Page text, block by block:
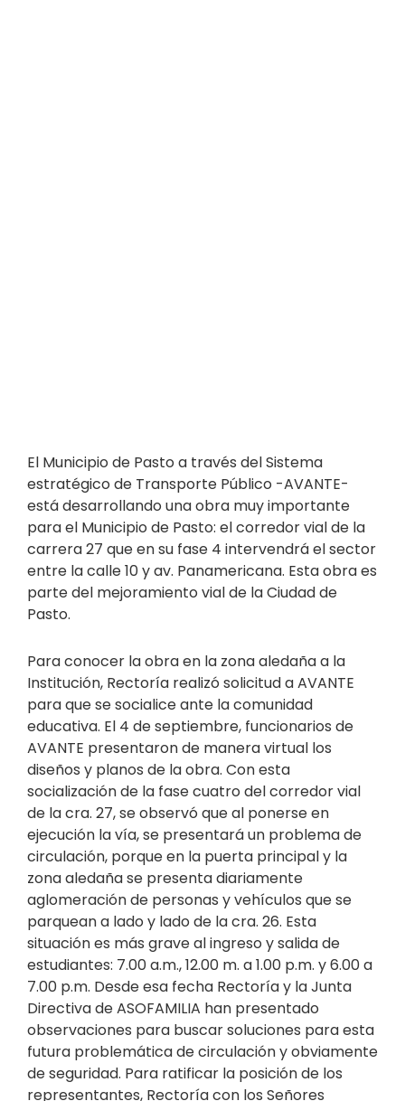
El Municipio de Pasto a través del Sistema
estratégico de Transporte Público -AVANTE-
está desarrollando una obra muy importante
para el Municipio de Pasto: el corredor vial de la
carrera 27 que en su fase 4 intervendrá el sector
entre la calle 10 y av. Panamericana. Esta obra es
parte del mejoramiento vial de la Ciudad de
Pasto.
Para conocer la obra en la zona aledaña a la
Institución, Rectoría realizó solicitud a AVANTE
para que se socialice ante la comunidad
educativa. El 4 de septiembre, funcionarios de
AVANTE presentaron de manera virtual los
diseños y planos de la obra. Con esta
socialización de la fase cuatro del corredor vial
de la cra. 27, se observó que al ponerse en
ejecución la vía, se presentará un problema de
circulación, porque en la puerta principal y la
zona aledaña se presenta diariamente
aglomeración de personas y vehículos que se
parquean a lado y lado de la cra. 26. Esta
situación es más grave al ingreso y salida de
estudiantes: 7.00 a.m., 12.00 m. a 1.00 p.m. y 6.00 a
7.00 p.m. Desde esa fecha Rectoría y la Junta
Directiva de ASOFAMILIA han presentado
observaciones para buscar soluciones para esta
futura problemática de circulación y obviamente
de seguridad. Para ratificar la posición de los
representantes, Rectoría con los Señores